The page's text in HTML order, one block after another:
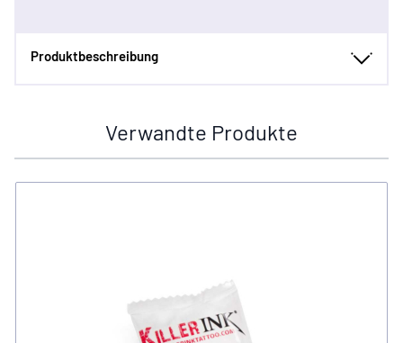
Produktbeschreibung
Verwandte Produkte